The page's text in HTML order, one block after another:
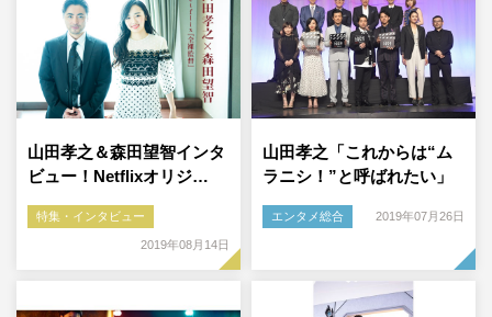
山田孝之＆森田望智インタ
ビュー！Netflixオリジ…
特集・インタビュー
2019年08月14日
山田孝之「これからは“ム
ラニシ！”と呼ばれたい」
エンタメ総合 2019年07月26日